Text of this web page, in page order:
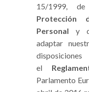
15/1999,
Protección
Personal y
adaptar
el
Parlamento